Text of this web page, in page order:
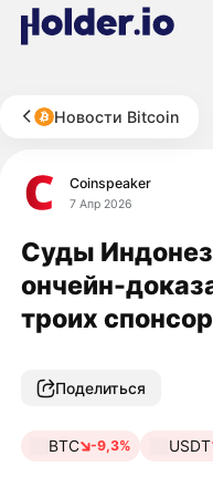
Новости Bitcoin
Coinspeaker
7 Апр 2026
Суды
ончейн-
троих
Поделиться
BTC -9,3% USDT